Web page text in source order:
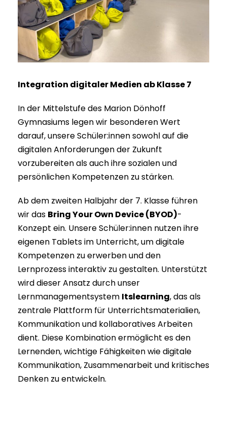
Integration digitaler Medien ab Klasse 7
In der Mittelstufe des Marion Dönhoff
Gymnasiums legen wir besonderen Wert
darauf, unsere Schüler:innen sowohl auf die
digitalen Anforderungen der Zukunft
vorzubereiten als auch ihre sozialen und
persönlichen Kompetenzen zu stärken.​
Ab dem zweiten Halbjahr der 7. Klasse führen
wir das Bring Your Own Device (BYOD)-
Konzept ein. Unsere Schüler:innen nutzen ihre
eigenen Tablets im Unterricht, um digitale
Kompetenzen zu erwerben und den
Lernprozess interaktiv zu gestalten. Unterstützt
wird dieser Ansatz durch unser
Lernmanagementsystem Itslearning, das als
zentrale Plattform für Unterrichtsmaterialien,
Kommunikation und kollaboratives Arbeiten
dient. Diese Kombination ermöglicht es den
Lernenden, wichtige Fähigkeiten wie digitale
Kommunikation, Zusammenarbeit und kritisches
Denken zu entwickeln. ​